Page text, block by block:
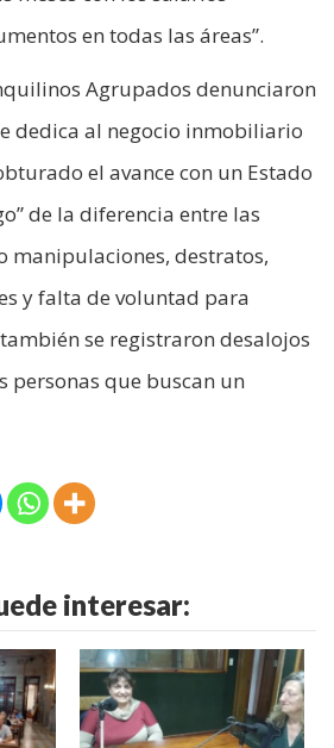
en todas las áreas”.
Agrupados denunciaron
dedica al negocio inmobiliario
el avance con un Estado
de la diferencia entre las
manipulaciones, destratos,
y falta de voluntad para
se registraron desalojos
personas que buscan un
interesar: